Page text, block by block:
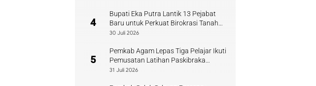
4
Bupati Eka Putra Lantik 13 Pejabat
Baru untuk Perkuat Birokrasi Tanah
Datar
30 Juli 2026
5
Pemkab Agam Lepas Tiga Pelajar Ikuti
Pemusatan Latihan Paskibraka
Sumbar
31 Juli 2026